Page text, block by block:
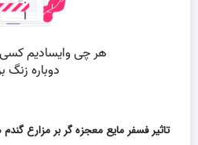
تاثیر فسفر مایع معجزه گر بر مزارع